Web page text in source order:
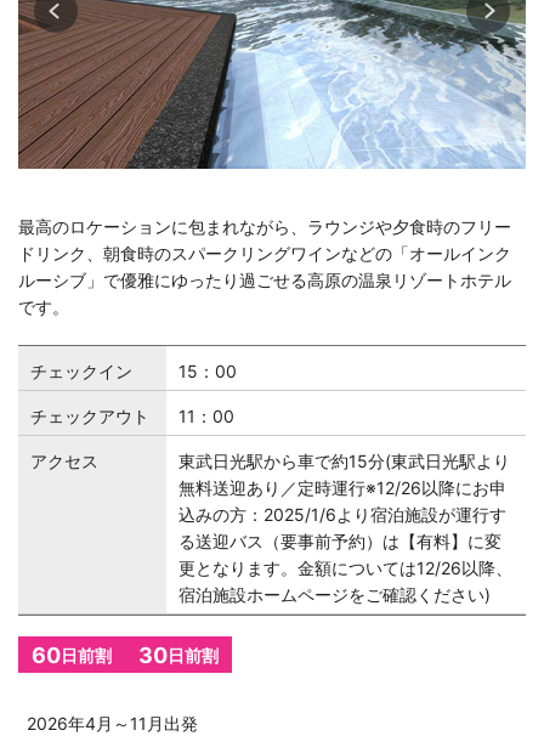
最高のロケーションに包まれながら、ラウンジや夕食時のフリー
ドリンク、朝食時のスパークリングワインなどの「オールインク
ルーシブ」で優雅にゆったり過ごせる高原の温泉リゾートホテル
です。
チェックイン 15：00
チェックアウト 11：00
アクセス
東武日光駅から車で約15分(東武日光駅より
無料送迎あり／定時運行※12/26以降にお申
込みの方：2025/1/6より宿泊施設が運行す
る送迎バス（要事前予約）は【有料】に変
更となります。金額については12/26以降、
宿泊施設ホームページをご確認ください)
60日前割 30日前割
2026年4月～11月出発